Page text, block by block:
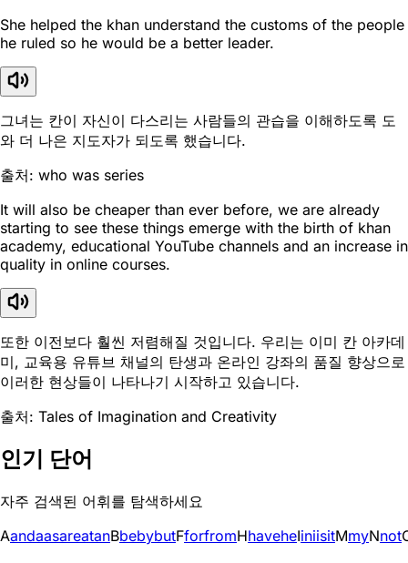
She helped the khan understand the customs of the people
he ruled so he would be a better leader.
그녀는 칸이 자신이 다스리는 사람들의 관습을 이해하도록 도
와 더 나은 지도자가 되도록 했습니다.
출처: who was series
It will also be cheaper than ever before, we are already
starting to see these things emerge with the birth of khan
academy, educational YouTube channels and an increase in
quality in online courses.
또한 이전보다 훨씬 저렴해질 것입니다. 우리는 이미 칸 아카데
미, 교육용 유튜브 채널의 탄생과 온라인 강좌의 품질 향상으로
이러한 현상들이 나타나기 시작하고 있습니다.
출처: Tales of Imagination and Creativity
인기 단어
자주 검색된 어휘를 탐색하세요
AandaasareatanBbebybutFforfromHhaveheIiniisitMmyNnot